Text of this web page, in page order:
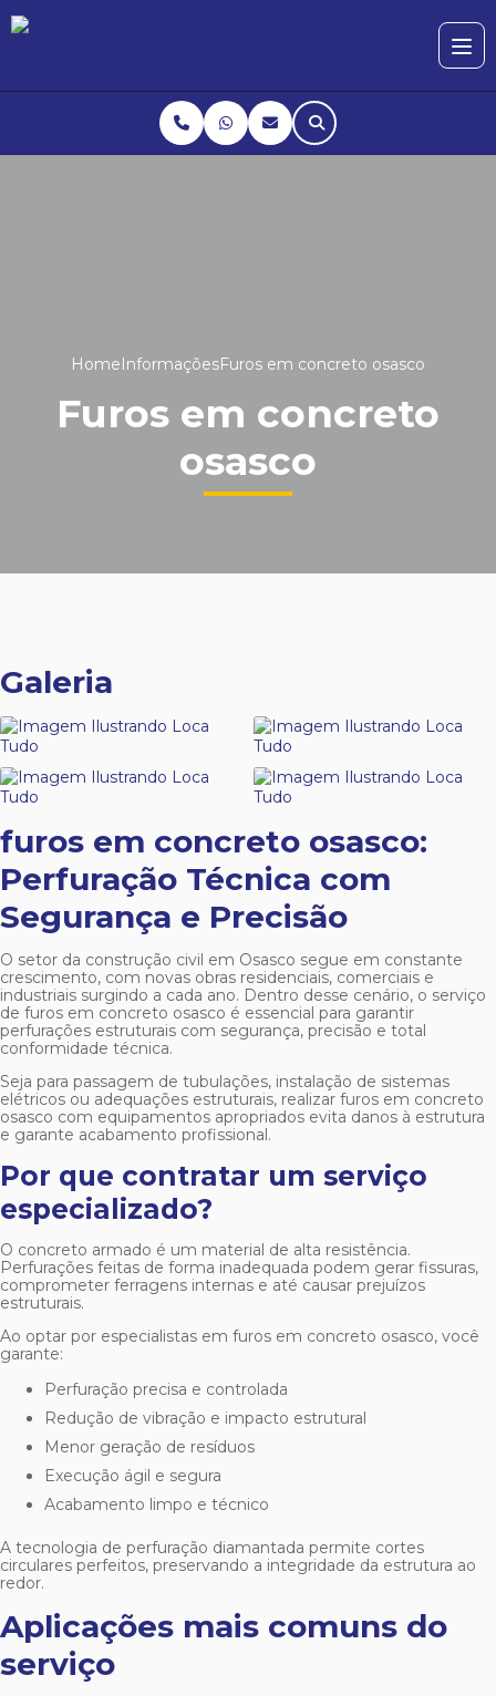
HomeInformaçõesFuros em concreto osasco
Furos em concreto
osasco
Galeria
furos em concreto osasco:
Perfuração Técnica com
Segurança e Precisão
O setor da construção civil em Osasco segue em constante
crescimento, com novas obras residenciais, comerciais e
industriais surgindo a cada ano. Dentro desse cenário, o serviço
de furos em concreto osasco é essencial para garantir
perfurações estruturais com segurança, precisão e total
conformidade técnica.
Seja para passagem de tubulações, instalação de sistemas
elétricos ou adequações estruturais, realizar furos em concreto
osasco com equipamentos apropriados evita danos à estrutura
e garante acabamento profissional.
Por que contratar um serviço
especializado?
O concreto armado é um material de alta resistência.
Perfurações feitas de forma inadequada podem gerar fissuras,
comprometer ferragens internas e até causar prejuízos
estruturais.
Ao optar por especialistas em furos em concreto osasco, você
garante:
Perfuração precisa e controlada
Redução de vibração e impacto estrutural
Menor geração de resíduos
Execução ágil e segura
Acabamento limpo e técnico
A tecnologia de perfuração diamantada permite cortes
circulares perfeitos, preservando a integridade da estrutura ao
redor.
Aplicações mais comuns do
serviço